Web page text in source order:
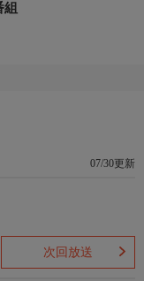
07/30更新
次回放送